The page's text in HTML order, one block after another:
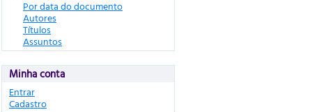
Por data do documento
Autores
Títulos
Assuntos
Minha conta
Entrar
Cadastro